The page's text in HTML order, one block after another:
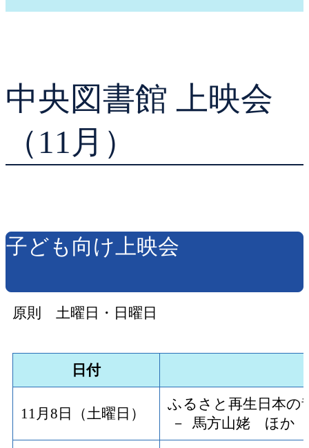
貸出ランキング
予約ランキング
学校図書館支援サー
中央図書館 上映会
（11月）
子ども向け上映会
原則 土曜日・日曜日
日付
11月8日（土曜日）
ふるさと再生日本の
－ 馬方山姥 ほか